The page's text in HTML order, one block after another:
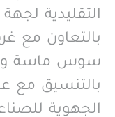
التقليدية
بالتعاون مع
سوس ماسة
بالتنسيق مع
الجهوية